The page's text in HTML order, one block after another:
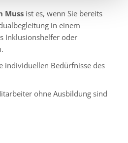
Mussist es, wenn Sie bereits
in einem
Inklusionshelfer oder
individuellen Bedürfnisse des
ohne Ausbildung sind